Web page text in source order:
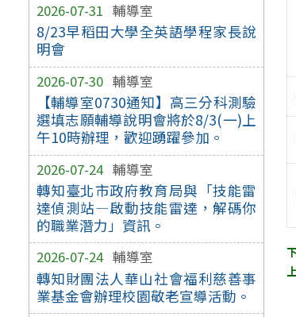
2026-07-31 輔導室
8/23早稻田大學全英語學程家長說
明會
2026-07-30 輔導室
【輔導室0730通知】高三分科測驗
選填志願輔導說明會將於8/3(一)上
午10時辦理，歡迎踴躍參加。
2026-07-24 輔導室
轉知臺北市政府教育局與「技能雷
達偵測站—啟動技能雷達，解碼你
的職業潛力」資訊。
2026-07-24 輔導室
轉知財團法人華山社會福利慈善事
業基金會辦理校園敬老宣導活動。